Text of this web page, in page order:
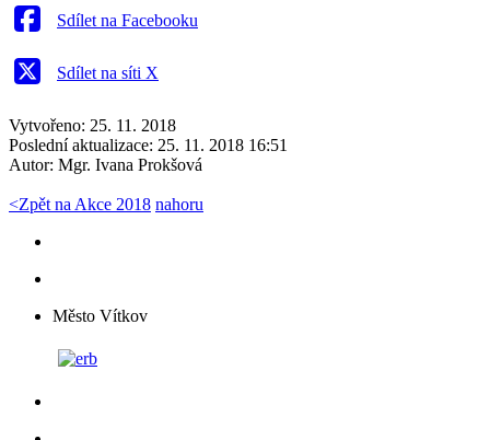
Sdílet na Facebooku
Sdílet na síti X
Vytvořeno: 25. 11. 2018
Poslední aktualizace: 25. 11. 2018 16:51
Autor: Mgr. Ivana Prokšová
<Zpět na Akce 2018 nahoru
Město Vítkov